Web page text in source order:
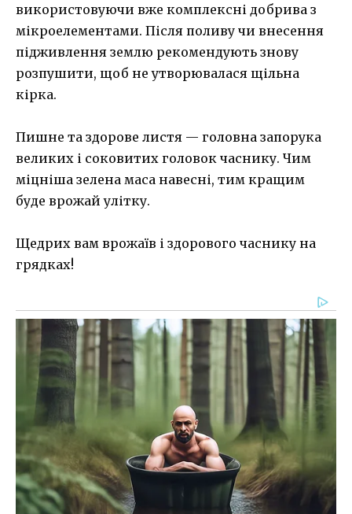
використовуючи вже комплексні добрива з
мікроелементами. Після поливу чи внесення
підживлення землю рекомендують знову
розпушити, щоб не утворювалася щільна
кірка.
Пишне та здорове листя — головна запорука
великих і соковитих головок часнику. Чим
міцніша зелена маса навесні, тим кращим
буде врожай улітку.
Щедрих вам врожаїв і здорового часнику на
грядках!